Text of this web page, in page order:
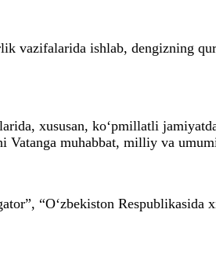
vazifalarida ishlab, dengizning
xususan, ko‘pmillatli
Vatanga muhabbat, milliy va
“O‘zbekiston